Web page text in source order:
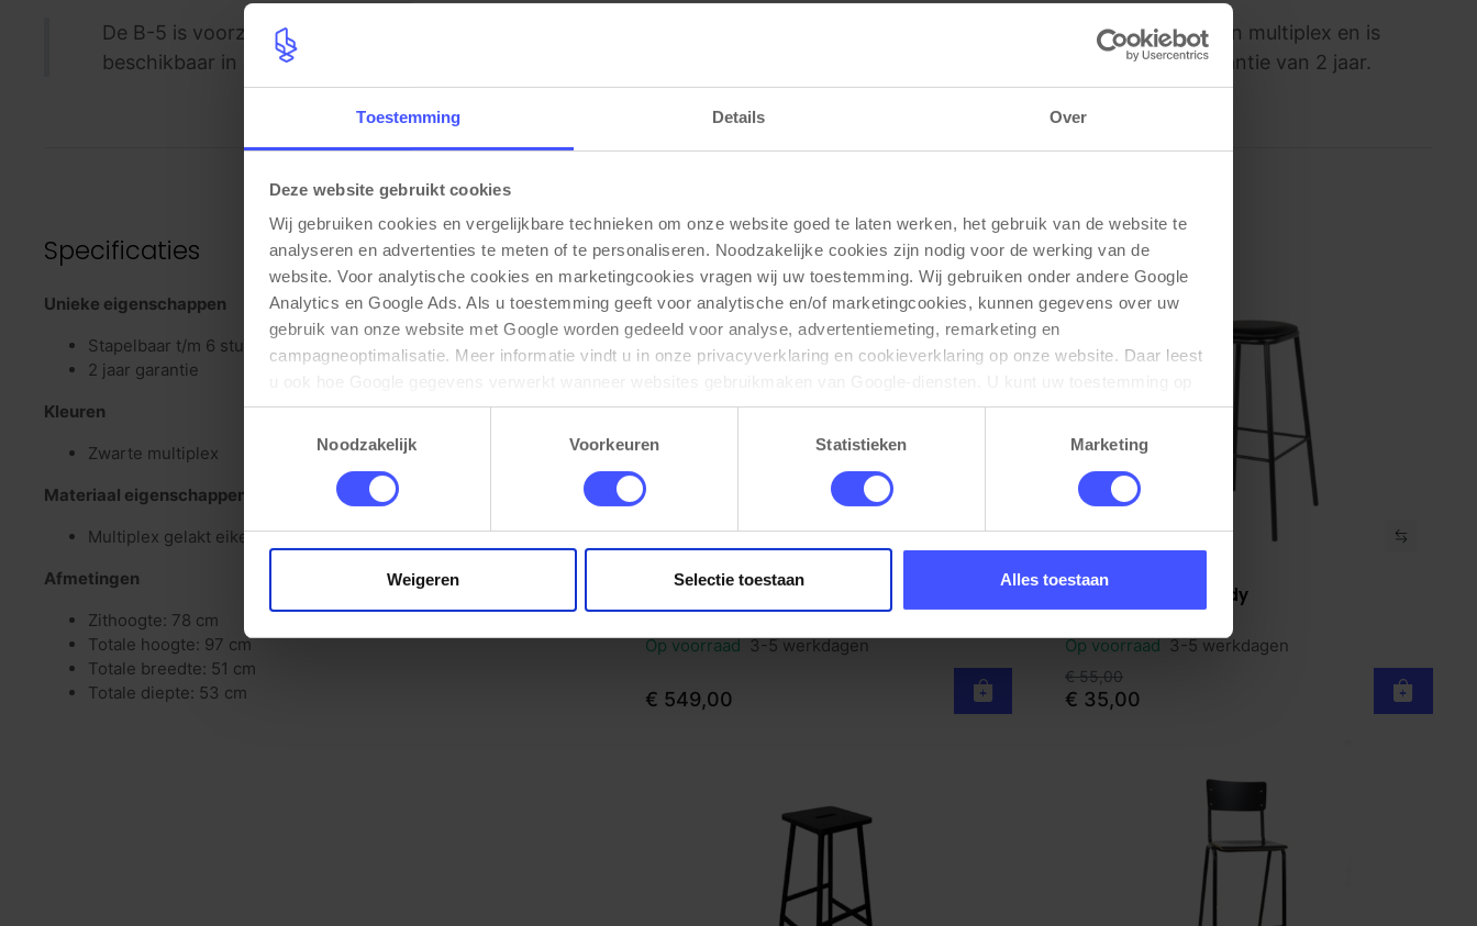
Toestemming Details Over
Deze website gebruikt cookies
Wij gebruiken cookies en vergelijkbare technieken om onze website goed te laten werken, het gebruik van de website te
analyseren en advertenties te meten of te personaliseren. Noodzakelijke cookies zijn nodig voor de werking van de
website. Voor analytische cookies en marketingcookies vragen wij uw toestemming. Wij gebruiken onder andere Google
Analytics en Google Ads. Als u toestemming geeft voor analytische en/of marketingcookies, kunnen gegevens over uw
gebruik van onze website met Google worden gedeeld voor analyse, advertentiemeting, remarketing en
campagneoptimalisatie. Meer informatie vindt u in onze privacyverklaring en cookieverklaring op onze website. Daar leest
elk moment wijzigen of intrekken via de cookie-instellingen. Zie onze privacy policy.
Noodzakelijk
Voorkeuren Statistieken Marketing
Weigeren Selectie toestaan Alles toestaan
De B-5 is voorzien van een matte zwart metalen 4-poots frame met poedercoated afwerking. De zitschaal is gemaakt van multiplex en is
beschikbaar in zwart gelakt eiken en blank eiken fineer. De B-5 barkruk is stapelbaar tot en met 6 stuks en heeft een garantie van 2 jaar.
Specificaties
Unieke eigenschappen
Stapelbaar t/m 6 stuks
2 jaar garantie
Kleuren
Zwarte multiplex
Materiaal eigenschappen
Multiplex gelakt eiken
Afmetingen
Zithoogte: 78 cm
Totale hoogte: 97 cm
Totale breedte: 51 cm
Totale diepte: 53 cm
Gerelateerde producten
Scandinavisch eiken
Op voorraad 3-5 werkdagen
€ 549,00
Stapelbare kruk Indy
Zwart
Op voorraad 3-5 werkdagen
€ 55,00
€ 35,00